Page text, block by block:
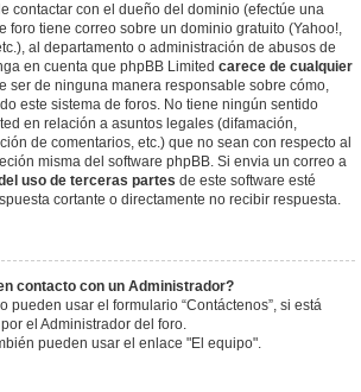
contactar con el dueño del dominio (efectúe una
foro tiene correo sobre un dominio gratuito (Yahoo!,
al departamento o administración de abusos de
en cuenta que phpBB Limited carece de cualquier
ser de ninguna manera responsable sobre cómo,
este sistema de foros. No tiene ningún sentido
en relación a asuntos legales (difamación,
de comentarios, etc.) que no sean con respecto al
misma del software phpBB. Si envia un correo a
uso de terceras partes de este software esté
cortante o directamente no recibir respuesta.
contacto con un Administrador?
pueden usar el formulario “Contáctenos”, si está
el Administrador del foro.
pueden usar el enlace "El equipo".